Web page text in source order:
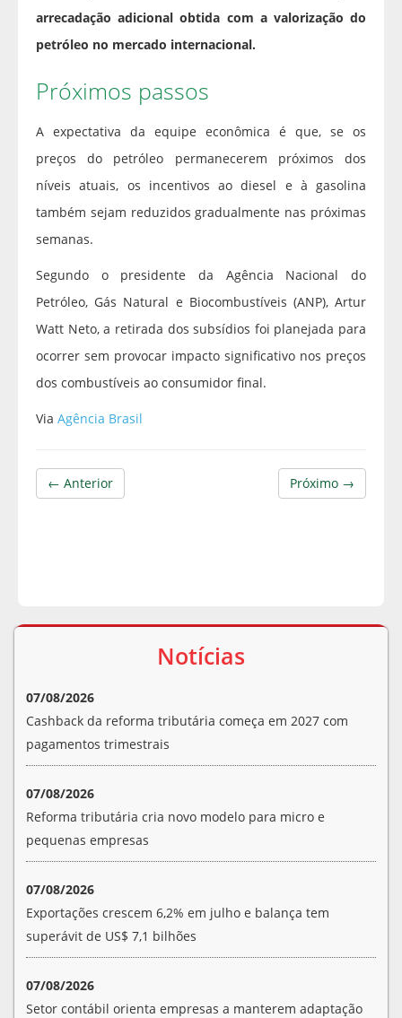
arrecadação adicional obtida com a valorização do
petróleo no mercado internacional.
Próximos passos
A expectativa da equipe econômica é que, se os
preços do petróleo permanecerem próximos dos
níveis atuais, os incentivos ao diesel e à gasolina
também sejam reduzidos gradualmente nas próximas
semanas.
Segundo o presidente da Agência Nacional do
Petróleo, Gás Natural e Biocombustíveis (ANP), Artur
Watt Neto, a retirada dos subsídios foi planejada para
ocorrer sem provocar impacto significativo nos preços
dos combustíveis ao consumidor final.
Via Agência Brasil
Próximo →
← Anterior
Notícias
07/08/2026
Cashback da reforma tributária começa em 2027 com
pagamentos trimestrais
07/08/2026
Reforma tributária cria novo modelo para micro e
pequenas empresas
07/08/2026
Exportações crescem 6,2% em julho e balança tem
superávit de US$ 7,1 bilhões
07/08/2026
Setor contábil orienta empresas a manterem adaptação